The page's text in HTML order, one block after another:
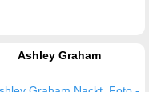
Ashley Graham